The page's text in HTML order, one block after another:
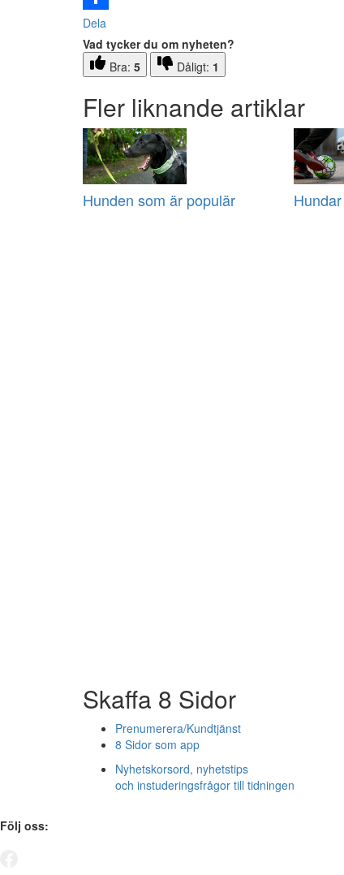
Dela
Vad tycker du om nyheten?
Bra: 5 Dåligt: 1
Fler liknande artiklar
Hunden som är populär
Skaffa 8 Sidor
Prenumerera/Kundtjänst
8 Sidor som app
Nyhetskorsord, nyhetstips
och instuderingsfrågor till tidningen
Följ oss: